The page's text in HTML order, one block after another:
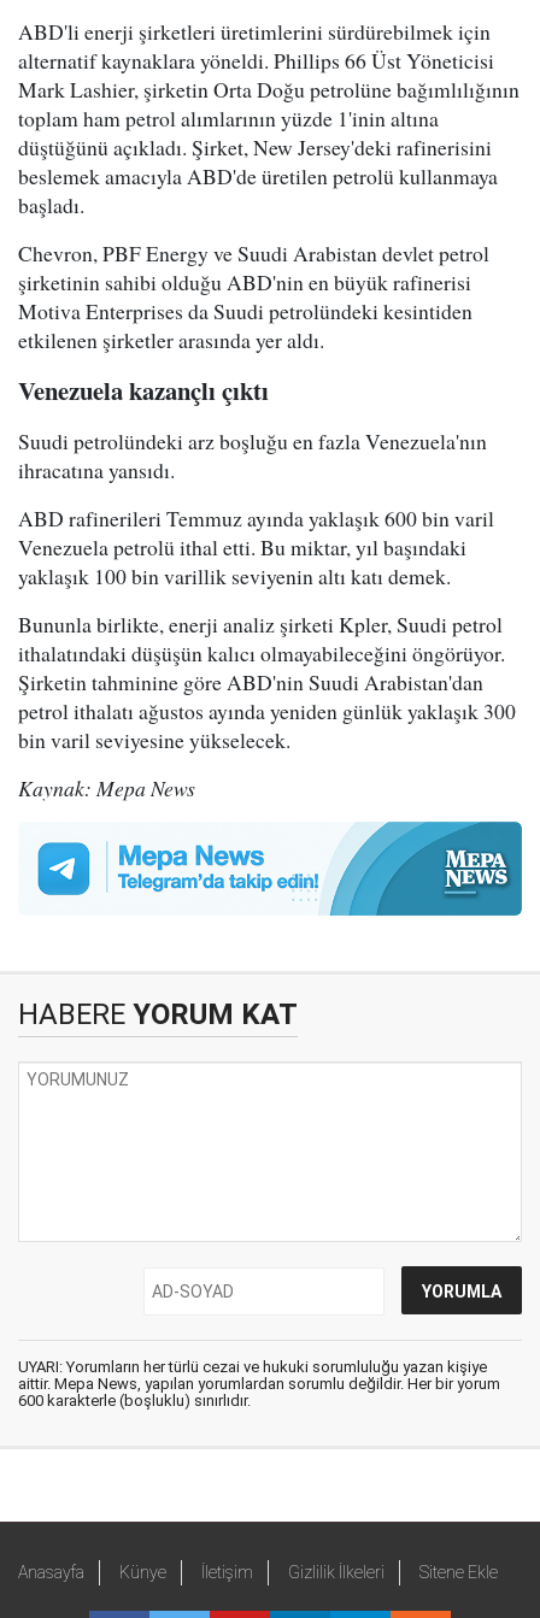
ABD'li enerji şirketleri üretimlerini sürdürebilmek için
alternatif kaynaklara yöneldi. Phillips 66 Üst Yöneticisi
Mark Lashier, şirketin Orta Doğu petrolüne bağımlılığının
toplam ham petrol alımlarının yüzde 1'inin altına
düştüğünü açıkladı. Şirket, New Jersey'deki rafinerisini
beslemek amacıyla ABD'de üretilen petrolü kullanmaya
başladı.
Chevron, PBF Energy ve Suudi Arabistan devlet petrol
şirketinin sahibi olduğu ABD'nin en büyük rafinerisi
Motiva Enterprises da Suudi petrolündeki kesintiden
etkilenen şirketler arasında yer aldı.
Venezuela kazançlı çıktı
Suudi petrolündeki arz boşluğu en fazla Venezuela'nın
ihracatına yansıdı.
ABD rafinerileri Temmuz ayında yaklaşık 600 bin varil
Venezuela petrolü ithal etti. Bu miktar, yıl başındaki
yaklaşık 100 bin varillik seviyenin altı katı demek.
Bununla birlikte, enerji analiz şirketi Kpler, Suudi petrol
ithalatındaki düşüşün kalıcı olmayabileceğini öngörüyor.
Şirketin tahminine göre ABD'nin Suudi Arabistan'dan
petrol ithalatı ağustos ayında yeniden günlük yaklaşık 300
bin varil seviyesine yükselecek.
Kaynak: Mepa News
HABERE YORUM KAT
UYARI: Yorumların her türlü cezai ve hukuki sorumluluğu yazan kişiye
aittir. Mepa News, yapılan yorumlardan sorumlu değildir. Her bir yorum
600 karakterle (boşluklu) sınırlıdır.
Anasayfa Künye İletişim Gizlilik İlkeleri Sitene Ekle